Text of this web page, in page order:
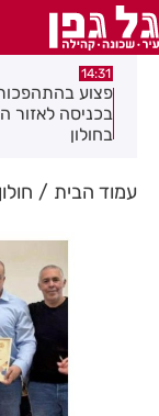
14:31
פצוע
בכניסה לאזור
בחולון
עמוד הבית חולון